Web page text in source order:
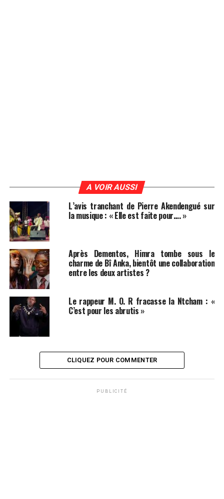
A VOIR AUSSI
L’avis tranchant de Pierre Akendengué sur
la musique : « Elle est faite pour…. »
Après Dementos, Himra tombe sous le
charme de Bî Anka, bientôt une collaboration
entre les deux artistes ?
Le rappeur M. O. R fracasse la Ntcham : «
C’est pour les abrutis »
CLIQUEZ POUR COMMENTER
PUBLICITÉ